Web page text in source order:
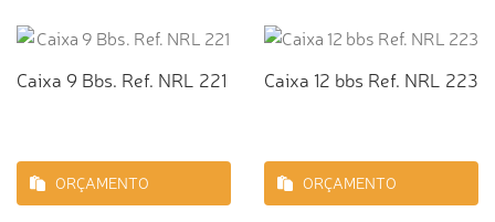
Caixa 9 Bbs. Ref. NRL 221
ORÇAMENTO
Caixa 12 bbs Ref. NRL 223
ORÇAMENTO